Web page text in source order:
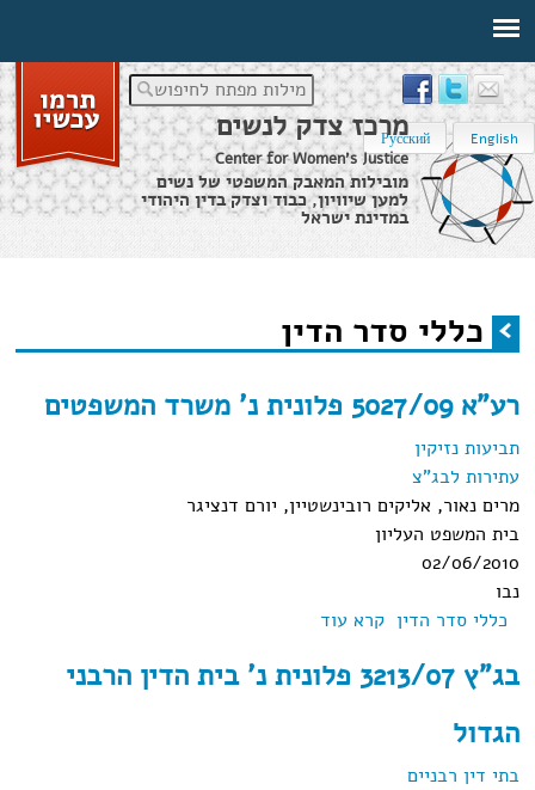
מילות מפתח לחיפוש
English
Русский
מרכז צדק לנשים
Center for Women's Justice
מובילות המאבק המשפטי של נשים
למען שיוויון, כבוד וצדק בדין היהודי
במדינת ישראל
הינך נמצא כאן
כללי סדר הדין
רע"א 5027/09 פלונית נ' משרד המשפטים
תביעות נזיקין
עתירות לבג"צ
מרים נאור, אליקים רובינשטיין, יורם דנציגר
בית המשפט העליון
02/06/2010
נבו
כללי סדר הדין קרא עוד
בג"ץ 3213/07 פלונית נ' בית הדין הרבני
הגדול
בתי דין רבניים